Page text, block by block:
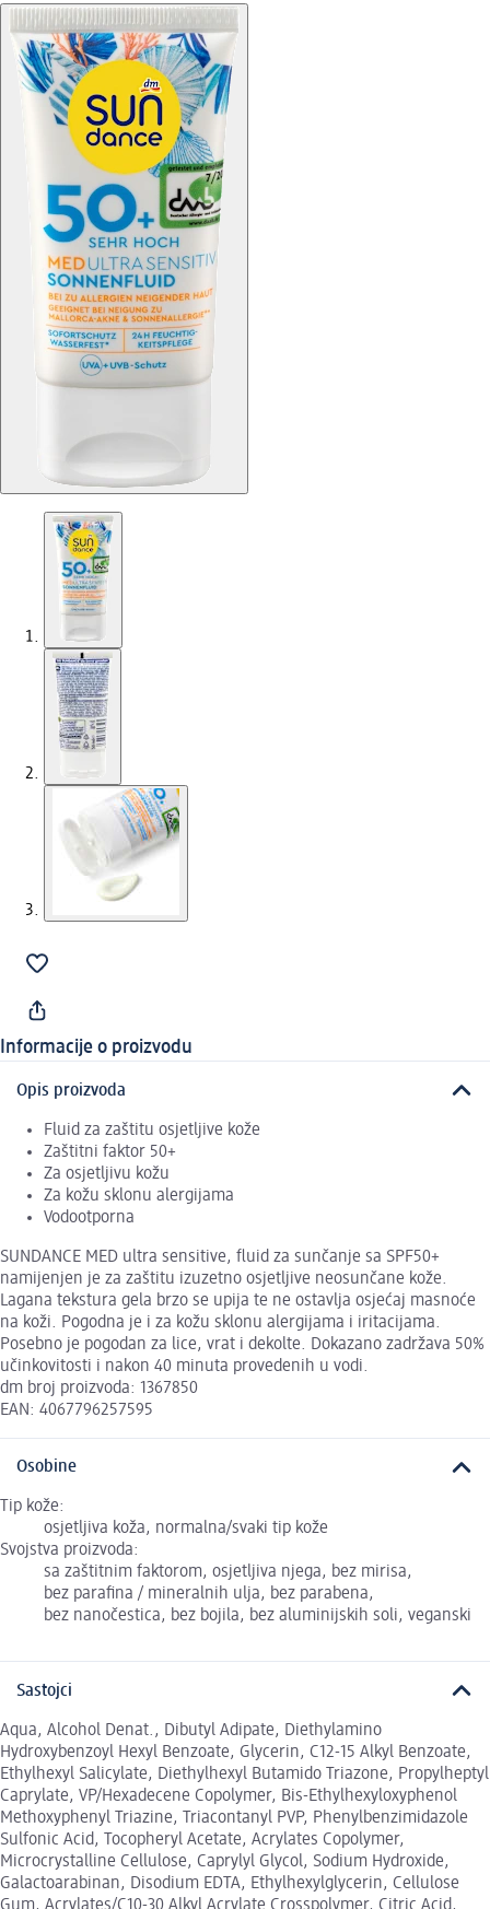
Informacije o proizvodu
Opis proizvoda
Fluid za zaštitu osjetljive kože
Zaštitni faktor 50+
Za osjetljivu kožu
Za kožu sklonu alergijama
Vodootporna
SUNDANCE MED ultra sensitive, fluid za sunčanje sa SPF50+
namijenjen je za zaštitu izuzetno osjetljive neosunčane kože.
Lagana tekstura gela brzo se upija te ne ostavlja osjećaj masnoće
na koži. Pogodna je i za kožu sklonu alergijama i iritacijama.
Posebno je pogodan za lice, vrat i dekolte. Dokazano zadržava 50%
učinkovitosti i nakon 40 minuta provedenih u vodi.
dm broj proizvoda: 1367850
EAN: 4067796257595
Osobine
Tip kože:
osjetljiva koža, normalna/svaki tip kože
Svojstva proizvoda:
sa zaštitnim faktorom, osjetljiva njega, bez mirisa,
bez parafina / mineralnih ulja, bez parabena,
bez nanočestica, bez bojila, bez aluminijskih soli, veganski
Sastojci
Aqua, Alcohol Denat., Dibutyl Adipate, Diethylamino
Hydroxybenzoyl Hexyl Benzoate, Glycerin, C12-15 Alkyl Benzoate,
Ethylhexyl Salicylate, Diethylhexyl Butamido Triazone, Propylheptyl
Caprylate, VP/Hexadecene Copolymer, Bis-Ethylhexyloxyphenol
Methoxyphenyl Triazine, Triacontanyl PVP, Phenylbenzimidazole
Sulfonic Acid, Tocopheryl Acetate, Acrylates Copolymer,
Microcrystalline Cellulose, Caprylyl Glycol, Sodium Hydroxide,
Galactoarabinan, Disodium EDTA, Ethylhexylglycerin, Cellulose